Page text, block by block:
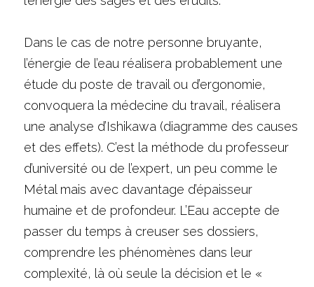
Dans le cas de notre personne bruyante,
l’énergie de l’eau réalisera probablement une
étude du poste de travail ou d’ergonomie,
convoquera la médecine du travail, réalisera
une analyse d’Ishikawa (diagramme des causes
et des effets). C’est la méthode du professeur
d’université ou de l’expert, un peu comme le
Métal mais avec davantage d’épaisseur
humaine et de profondeur. L’Eau accepte de
passer du temps à creuser ses dossiers,
comprendre les phénomènes dans leur
complexité, là où seule la décision et le «